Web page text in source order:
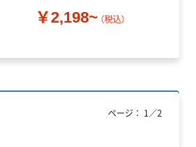
￥2,198~ （税込）
ページ： 1 ／2